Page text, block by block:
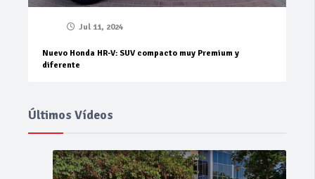
Jul 11, 2024
Nuevo Honda HR-V: SUV compacto muy Premium y
diferente
Últimos Vídeos